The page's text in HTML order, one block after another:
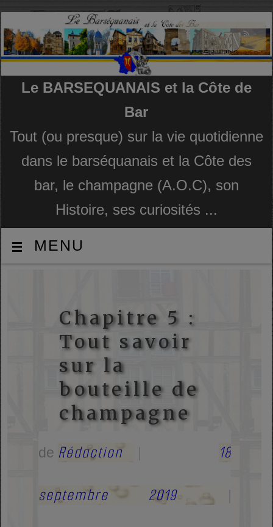
Le BARSEQUANAIS et la Côte de
Bar
Tout (ou presque) sur la vie quotidienne
dans le barséquanais et la Côte des
bar, le champagne (A.O.C), son
Histoire, ses curiosités ...
MENU
Chapitre 5 :
Tout savoir
sur la
bouteille de
champagne
de Rédaction 18
septembre 2019